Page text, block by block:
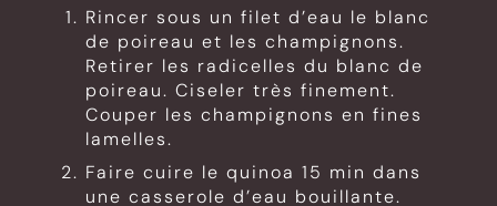
Rincer sous un filet d’eau le blanc
de poireau et les champignons.
Retirer les radicelles du blanc de
poireau. Ciseler très finement.
Couper les champignons en fines
lamelles.
Faire cuire le quinoa 15 min dans
une casserole d’eau bouillante.